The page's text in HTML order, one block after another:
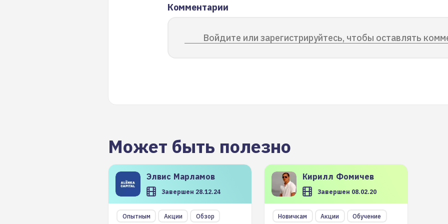
Комментарии
Войдите или зарегистрируйтесь, чтобы оставлять
Может быть полезно
Элвис Марламов
Завершен 28.12.24
Опытным Акции Обзор
Кирилл Фомичев
Завершен 08.02.20
Новичкам Акции Обучение